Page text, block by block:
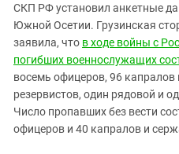
СКП РФ установил анкетные
Южной Осетии. Грузинская
заявила, что в ходе войны с
погибших военнослужащих
восемь офицеров, 96 капралов
резервистов, один рядовой и
Число пропавших без вести
офицеров и 40 капралов и